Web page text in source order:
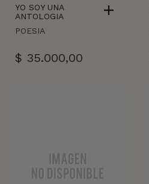
YO SOY UNA
ANTOLOGIA
POESIA
$ 35.000,00